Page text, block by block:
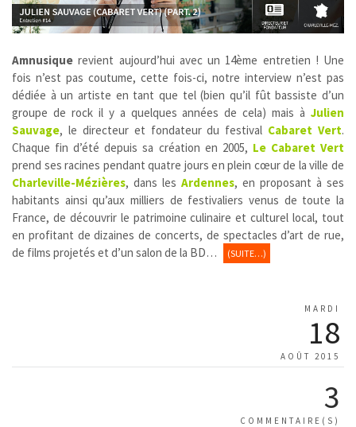
Amnusique revient aujourd’hui avec un 14ème entretien ! Une
fois n’est pas coutume, cette fois-ci, notre interview n’est pas
dédiée à un artiste en tant que tel (bien qu’il fût bassiste d’un
groupe de rock il y a quelques années de cela) mais à Julien
Sauvage, le directeur et fondateur du festival Cabaret Vert.
Chaque fin d’été depuis sa création en 2005, Le Cabaret Vert
prend ses racines pendant quatre jours en plein cœur de la ville de
Charleville-Mézières, dans les Ardennes, en proposant à ses
habitants ainsi qu’aux milliers de festivaliers venus de toute la
France, de découvrir le patrimoine culinaire et culturel local, tout
en profitant de dizaines de concerts, de spectacles d’art de rue,
de films projetés et d’un salon de la BD…
(SUITE…)
MARDI
18
AOÛT 2015
3
COMMENTAIRE(S)